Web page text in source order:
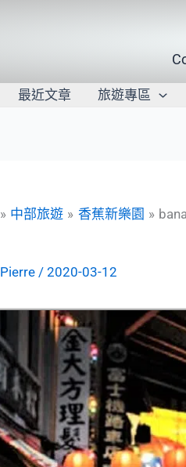
最近文章 旅遊專區
中部旅遊 香蕉新樂園
Pierre / 2020-03-12